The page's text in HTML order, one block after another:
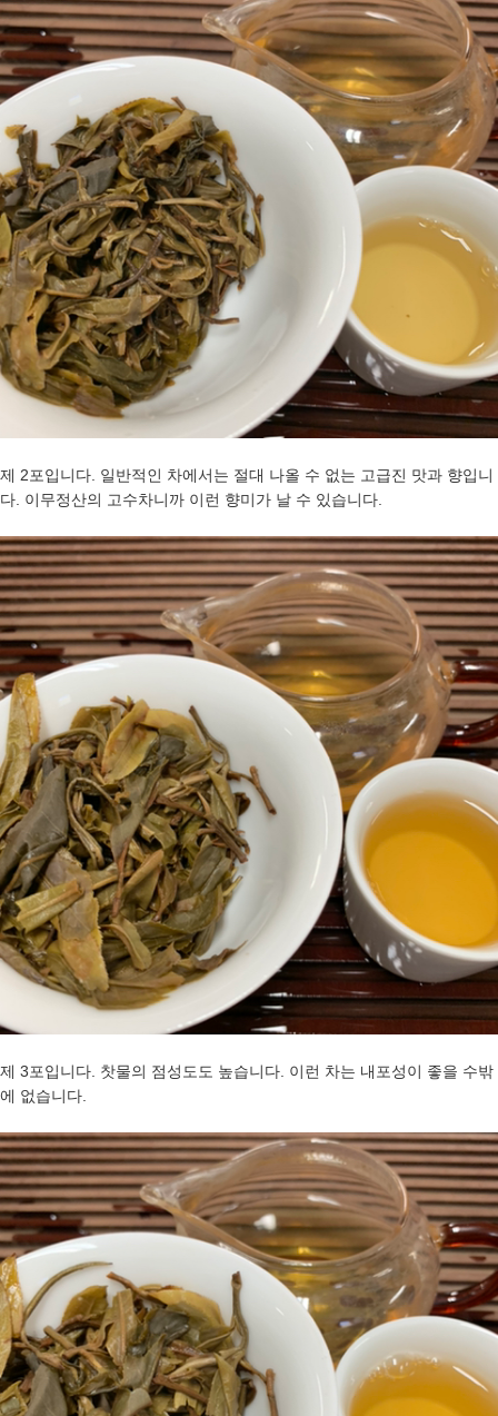
제 2포입니다. 일반적인 차에서는 절대 나올 수 없는 고급진 맛과 향입니
다. 이무정산의 고수차니까 이런 향미가 날 수 있습니다.
제 3포입니다. 찻물의 점성도도 높습니다. 이런 차는 내포성이 좋을 수밖
에 없습니다.